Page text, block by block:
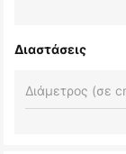
Διαστάσεις
Διάμετρος (σε